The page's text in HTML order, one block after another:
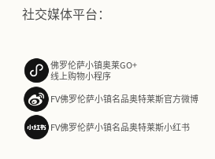
社交媒体平台：
佛罗伦萨小镇奥莱GO+
线上购物小程序
FV佛罗伦萨小镇名品奥特莱斯官方微博
FV佛罗伦萨小镇名品奥特莱斯小红书